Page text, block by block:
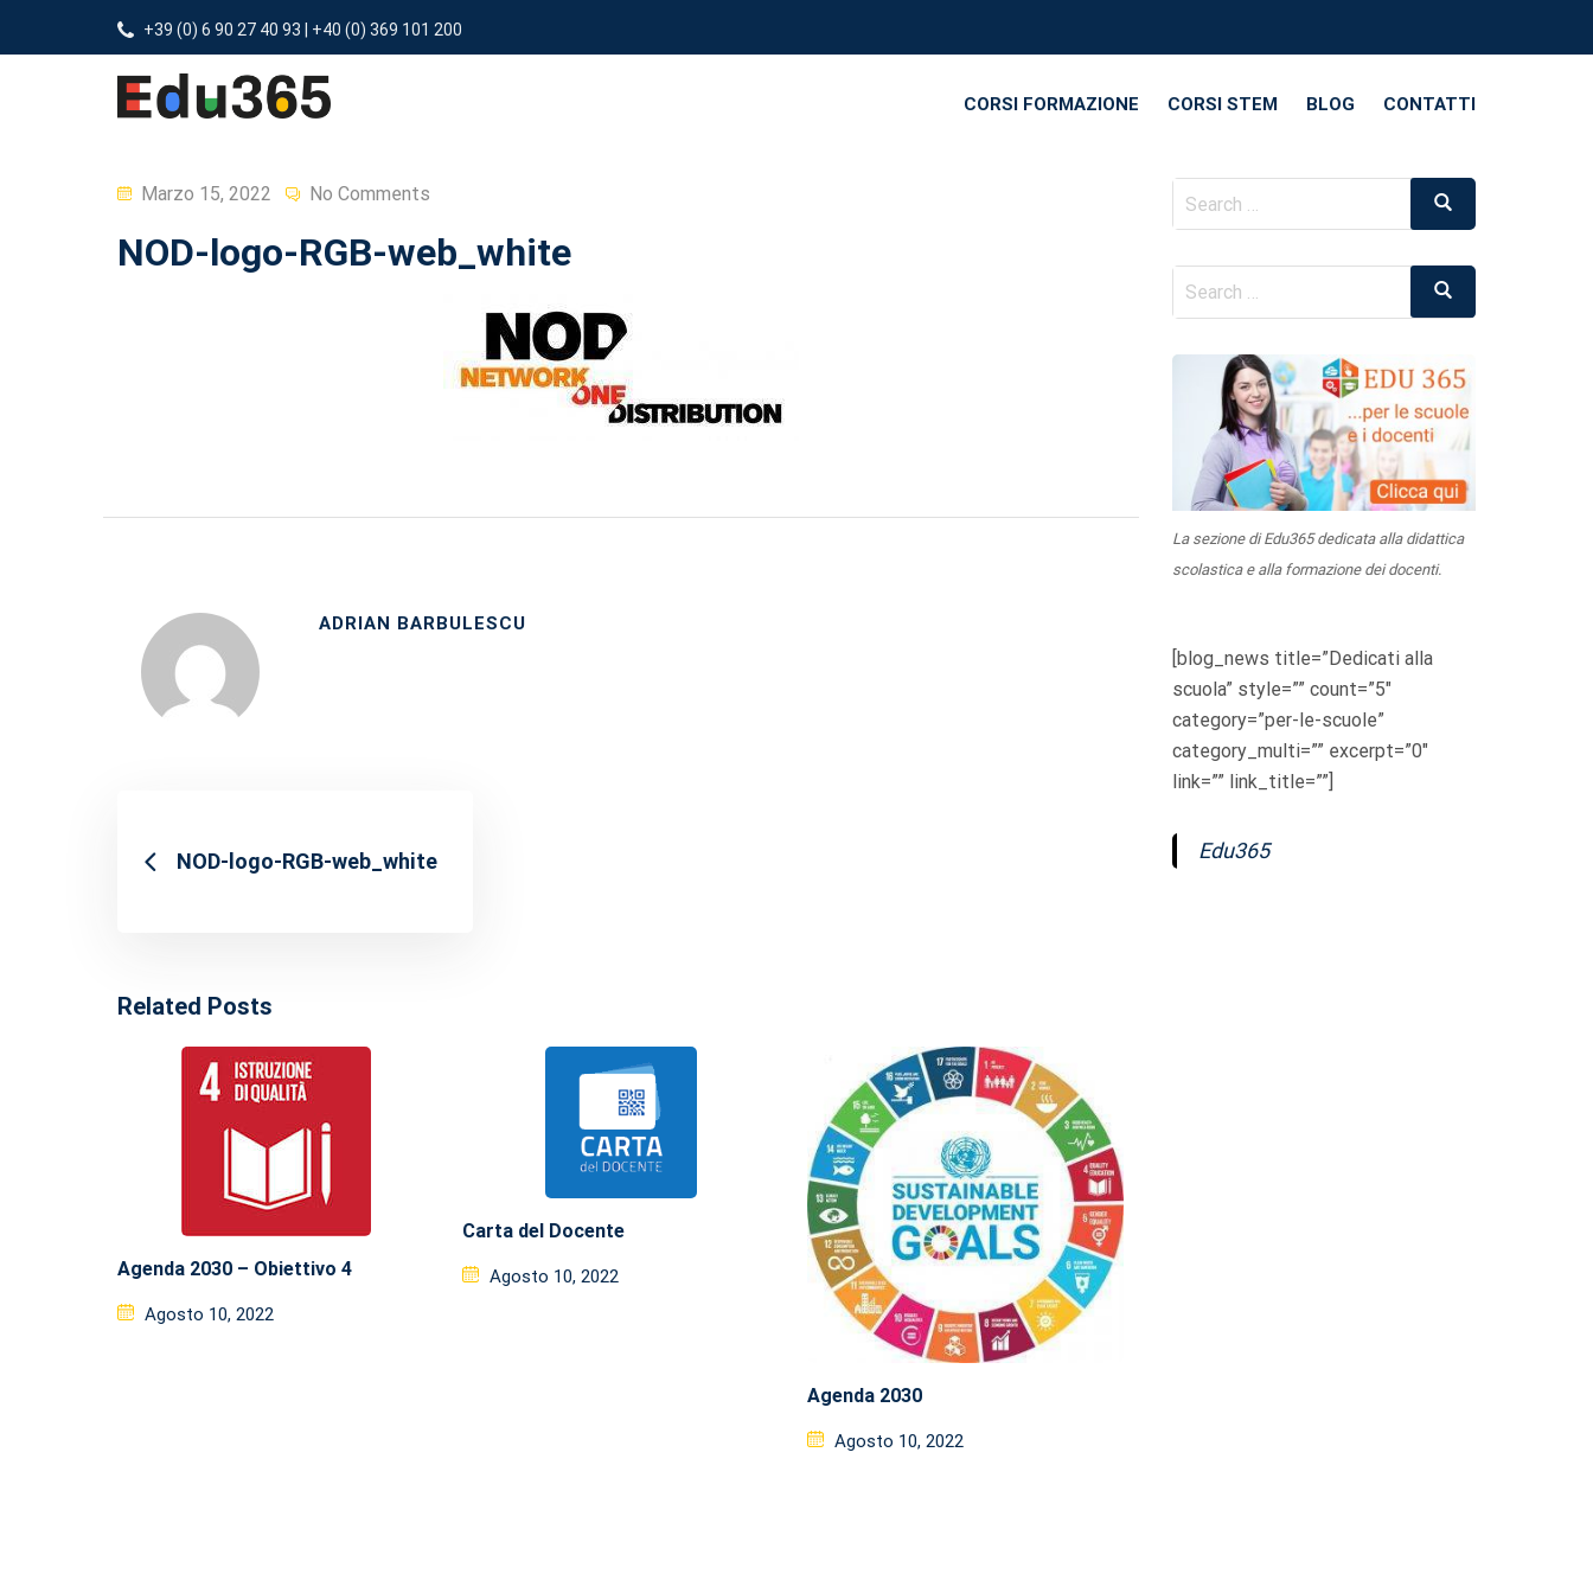
+39 (0) 6 90 27 40 93 | +40 (0) 369 101 200
CORSI FORMAZIONE CORSI STEM BLOG CONTATTI
Posted
Marzo 15, 2022 No Comments
NOD-logo-RGB-web_white
ADRIAN BARBULESCU
NOD-logo-RGB-web_white
Related Posts
Agenda 2030 – Obiettivo 4
Posted
Agosto 10, 2022
Carta del Docente
Posted
Agosto 10, 2022
Agenda 2030
Posted
Agosto 10, 2022
Search
for:
Search
Search
Search
La sezione di Edu365 dedicata alla didattica
scolastica e alla formazione dei docenti.
[blog_news title=”Dedicati alla
scuola” style=”” count=”5″
category=”per-le-scuole”
category_multi=”” excerpt=”0″
link=”” link_title=””]
Edu365